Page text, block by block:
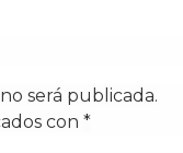
será publicada.
con *